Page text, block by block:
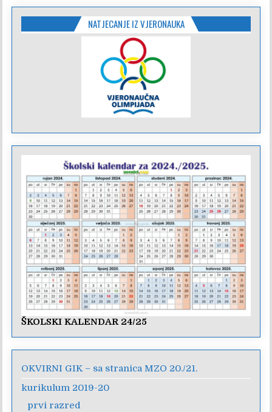
NATJECANJE IZ VJERONAUKA
ŠKOLSKI KALENDAR 24/25
OKVIRNI GIK – sa stranica MZO 20./21.
kurikulum 2019-20
prvi razred